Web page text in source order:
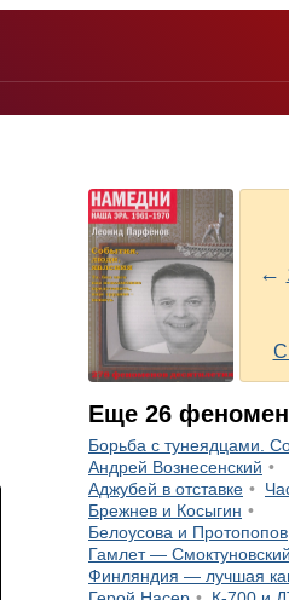
←
Еще 26
Борьба с тунеядцами.
Андрей Вознесенский
Аджубей в отставке
Брежнев и Косыгин
Белоусова и Протопопов
Гамлет — Смоктуновский
Финляндия — лучшая